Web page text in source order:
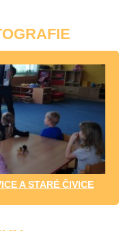
A STARÉ ČIVICE